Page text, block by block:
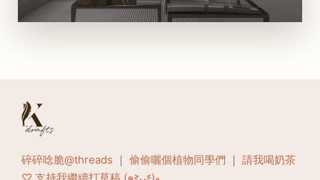
碎碎唸脆@threads ｜ 偷偷曬個植物同學們 ｜ 請我喝奶茶